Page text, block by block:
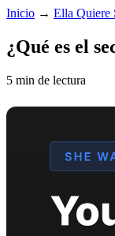
Inicio → Ella Quiere
¿Qué es el
5 min de lectura